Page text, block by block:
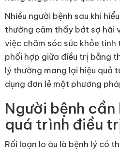
Nhiều người bệnh sau khi
thường cảm thấy bớt sợ hãi
việc chăm sóc sức khỏe tinh
phối hợp giữa điều trị bằng
lý thường mang lại hiệu quả
dụng đơn lẻ một phương
Người bệnh
quá trình điều
Rối loạn lo âu là bệnh lý có